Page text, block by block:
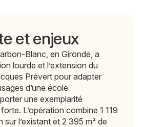
et enjeux
Blanc, en Gironde, a
lourde et l’extension du
Prévert pour adapter
d’une école
une exemplarité
L’opération combine 1 119
sur l’existant et 2 395 m² de